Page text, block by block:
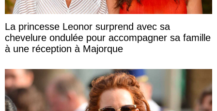
La princesse Leonor surprend avec sa
chevelure ondulée pour accompagner sa famille
à une réception à Majorque